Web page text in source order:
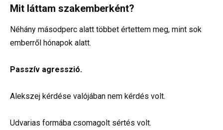
Mit láttam szakemberként?
Néhány másodperc alatt többet értettem meg, mint sok
emberről hónapok alatt.
Passzív agresszió.
Alekszej kérdése valójában nem kérdés volt.
Udvarias formába csomagolt sértés volt.